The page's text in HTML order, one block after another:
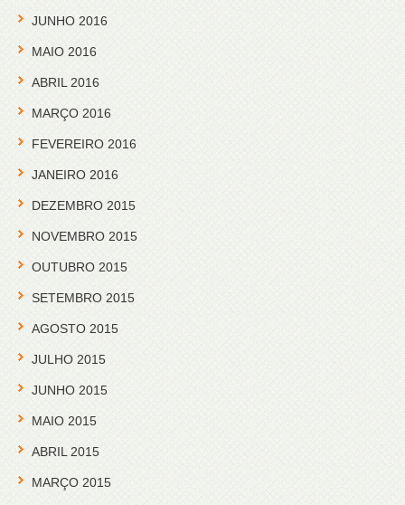
JUNHO 2016
MAIO 2016
ABRIL 2016
MARÇO 2016
FEVEREIRO 2016
JANEIRO 2016
DEZEMBRO 2015
NOVEMBRO 2015
OUTUBRO 2015
SETEMBRO 2015
AGOSTO 2015
JULHO 2015
JUNHO 2015
MAIO 2015
ABRIL 2015
MARÇO 2015